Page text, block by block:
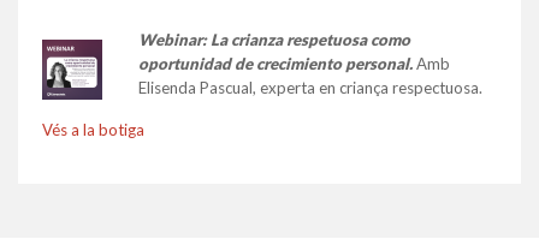
Webinar: La crianza respetuosa como
oportunidad de crecimiento personal.Amb
Elisenda Pascual, experta en criança respectuosa.
Vés a la botiga